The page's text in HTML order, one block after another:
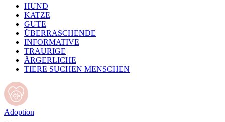
HUND
KATZE
GUTE
ÜBERRASCHENDE
INFORMATIVE
TRAURIGE
ÄRGERLICHE
TIERE SUCHEN MENSCHEN
Adoption